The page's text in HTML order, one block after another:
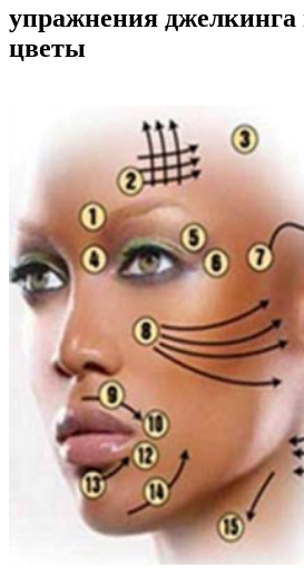
упражнения джелкинга
цветы